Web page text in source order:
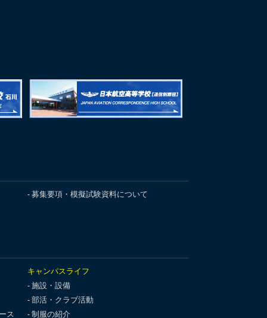
募集要項・模擬試験資料について
ス
キャンパスライフ
施設・設備
部活・クラブ活動
制服の紹介